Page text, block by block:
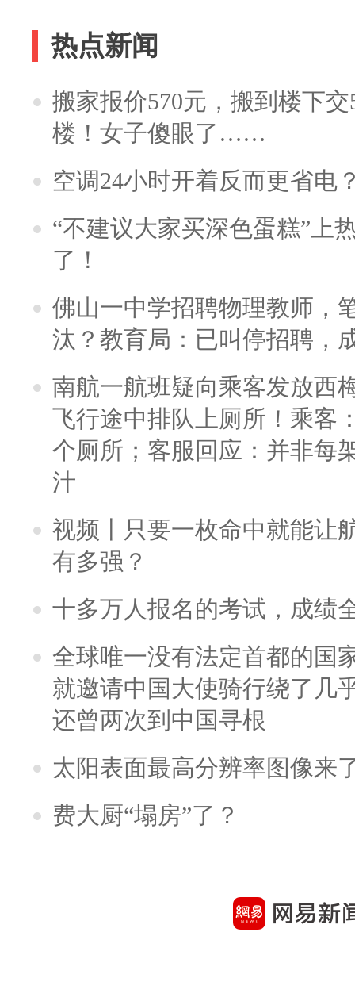
热点新闻
搬家报价570元，搬到楼下
楼！女子傻眼了……
空调24小时开着反而更省电
“不建议大家买深色蛋糕”上
了！
佛山一中学招聘物理教师，
汰？教育局：已叫停招聘，
南航一航班疑向乘客发放西
飞行途中排队上厕所！乘客
个厕所；客服回应：并非每
汁
视频丨只要一枚命中就能让
有多强？
十多万人报名的考试，成绩
全球唯一没有法定首都的国
就邀请中国大使骑行绕了几
还曾两次到中国寻根
太阳表面最高分辨率图像来
费大厨“塌房”了？